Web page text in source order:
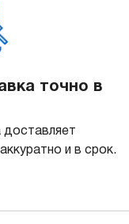
точно в
и в срок.